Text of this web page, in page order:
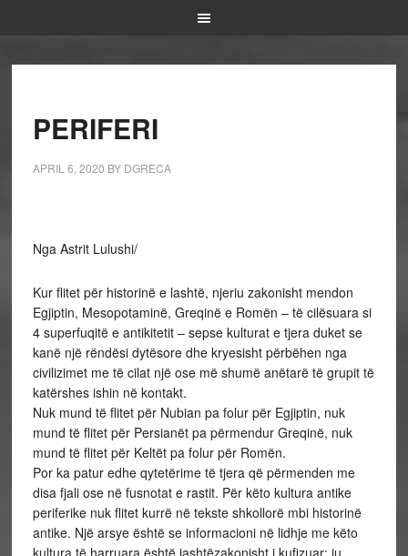
PERIFERI
APRIL 6, 2020 BY DGRECA
Nga Astrit Lulushi/
Kur flitet për historinë e lashtë, njeriu zakonisht mendon
Egjiptin, Mesopotaminë, Greqinë e Romën – të cilësuara si
4 superfuqitë e antikitetit – sepse kulturat e tjera duket se
kanë një rëndësi dytësore dhe kryesisht përbëhen nga
civilizimet me të cilat një ose më shumë anëtarë të grupit të
katërshes ishin në kontakt.
Nuk mund të flitet për Nubian pa folur për Egjiptin, nuk
mund të flitet për Persianët pa përmendur Greqinë, nuk
mund të flitet për Keltët pa folur për Romën.
Por ka patur edhe qytetërime të tjera që përmenden me
disa fjali ose në fusnotat e rastit. Për këto kultura antike
periferike nuk flitet kurrë në tekste shkollorë mbi historinë
antike. Një arsye është se informacioni në lidhje me këto
kultura të harruara është jashtëzakonisht i kufizuar: ju